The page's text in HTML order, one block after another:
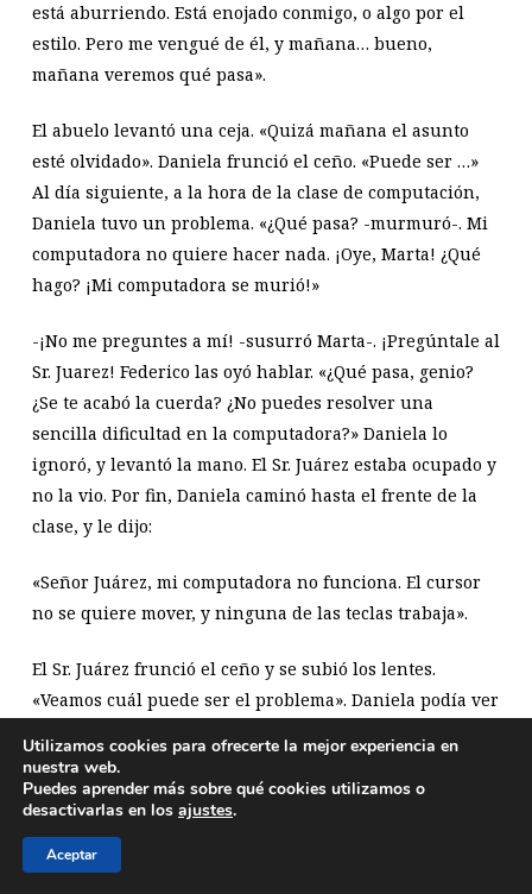
está aburriendo. Está enojado conmigo, o algo por el
estilo. Pero me vengué de él, y mañana… bueno,
mañana veremos qué pasa».
El abuelo levantó una ceja. «Quizá mañana el asunto
esté olvidado». Daniela frunció el ceño. «Puede ser …»
Al día siguiente, a la hora de la clase de computación,
Daniela tuvo un problema. «¿Qué pasa? -murmuró-. Mi
computadora no quiere hacer nada. ¡Oye, Marta! ¿Qué
hago? ¡Mi computadora se murió!»
-¡No me preguntes a mí! -susurró Marta-. ¡Pregúntale al
Sr. Juarez! Federico las oyó hablar. «¿Qué pasa, genio?
¿Se te acabó la cuerda? ¿No puedes resolver una
sencilla dificultad en la computadora?» Daniela lo
ignoró, y levantó la mano. El Sr. Juárez estaba ocupado y
no la vio. Por fin, Daniela caminó hasta el frente de la
clase, y le dijo:
«Señor Juárez, mi computadora no funciona. El cursor
no se quiere mover, y ninguna de las teclas trabaja».
El Sr. Juárez frunció el ceño y se subió los lentes.
«Veamos cuál puede ser el problema». Daniela podía ver
su computadora. En los lentes ella podía ver las
palabras de la pantalla que se reflejaban al revés, como
Primero marcó ABRIR, luego DANIELA
Utilizamos cookies para ofrecerte la mejor experiencia en
nuestra web.
Puedes aprender más sobre qué cookies utilizamos o
desactivarlas en los ajustes.
Aceptar